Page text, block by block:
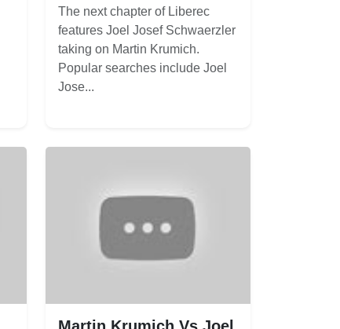
The next chapter of Liberec
features Joel Josef Schwaerzler
taking on Martin Krumich.
Popular searches include Joel
Jose...